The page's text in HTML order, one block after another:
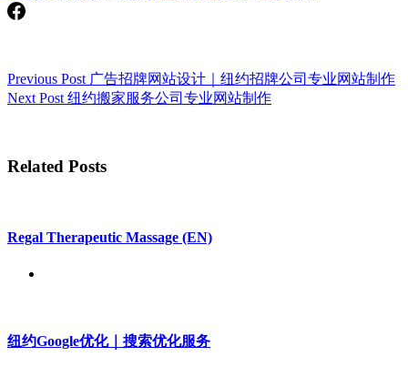
Previous Post 广告招牌网站设计｜纽约招牌公司专业网站制作
Next Post 纽约搬家服务公司专业网站制作
Related Posts
Regal Therapeutic Massage (EN)
纽约Google优化｜搜索优化服务